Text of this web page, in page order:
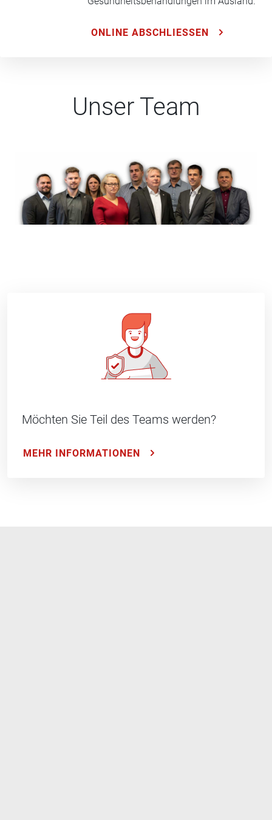
ONLINE ABSCHLIESSEN
Unser Team
Möchten Sie Teil des Teams werden?
MEHR INFORMATIONEN